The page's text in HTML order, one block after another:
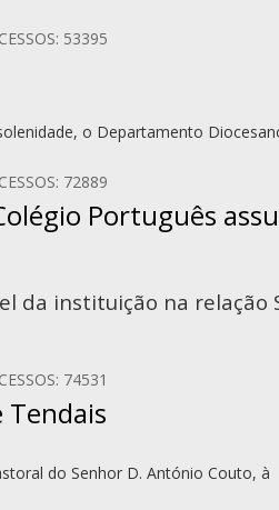
53395
o Departamento
72889
Português
da instituição na relação
74531
Tendais
do Senhor D. António Couto, à